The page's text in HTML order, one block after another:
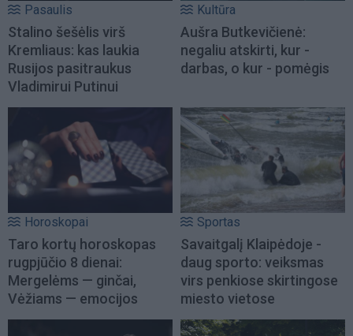
Pasaulis
Stalino šešėlis virš
Kremliaus: kas laukia
Rusijos pasitraukus
Vladimirui Putinui
Kultūra
Aušra Butkevičienė:
negaliu atskirti, kur -
darbas, o kur - pomėgis
Horoskopai
Taro kortų horoskopas
rugpjūčio 8 dienai:
Mergelėms — ginčai,
Vėžiams — emocijos
Sportas
Savaitgalį Klaipėdoje -
daug sporto: veiksmas
virs penkiose skirtingose
miesto vietose